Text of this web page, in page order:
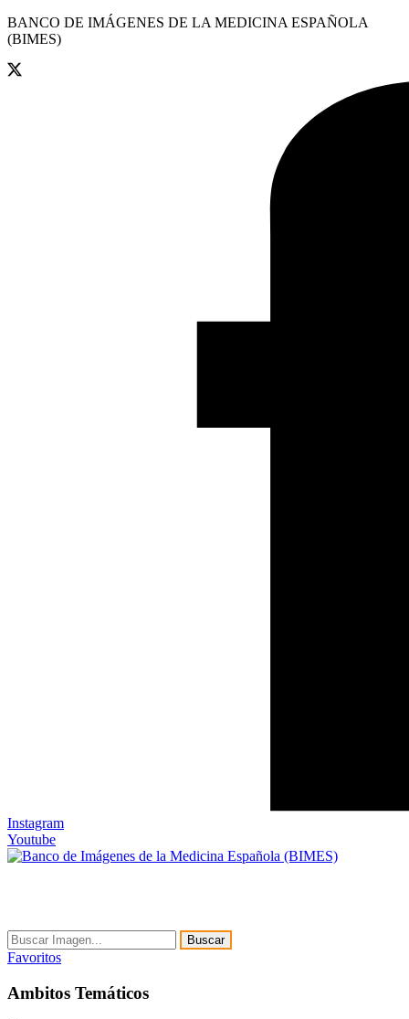
BANCO DE IMÁGENES DE LA MEDICINA ESPAÑOLA
(BIMES)
Instagram
Youtube
Buscar
Favoritos
Ambitos Temáticos